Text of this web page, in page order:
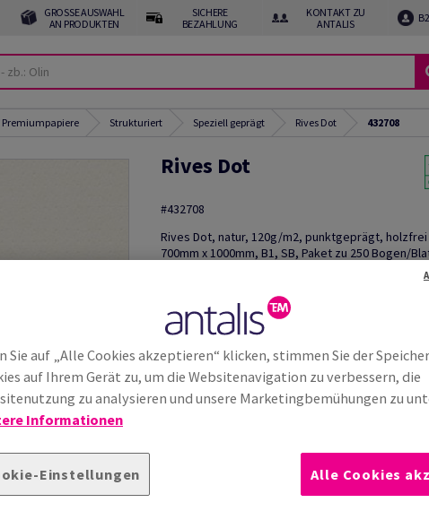
GROSSE AUSWAHL A
N PRODUKTEN
SICHERE
BEZAHLUNG
KONTAKT ZU
ANTALIS
Premiumpapiere Strukturiert Speziell geprägt Rives Dot 432708
Rives Dot
#432708
Rives Dot, natur, 120g/m2, punktgeprägt, holzfrei
700mm x 1000mm, B1, SB, Paket zu 250 Bogen/
Produktinformationen
Sie auf „Alle Cookies akzeptieren“ klicken, stimmen Sie der
auf Ihrem Gerät zu, um die Websitenavigation zu verbessern, die
zu analysieren und unsere Marketingbemühungen zu
Informationen
Einstellungen Alle Cookies